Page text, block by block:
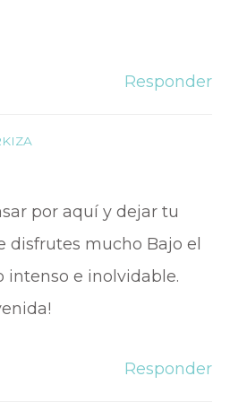
Responder
por aquí y dejar tu
disfrutes mucho Bajo el
intenso e inolvidable.
Responder